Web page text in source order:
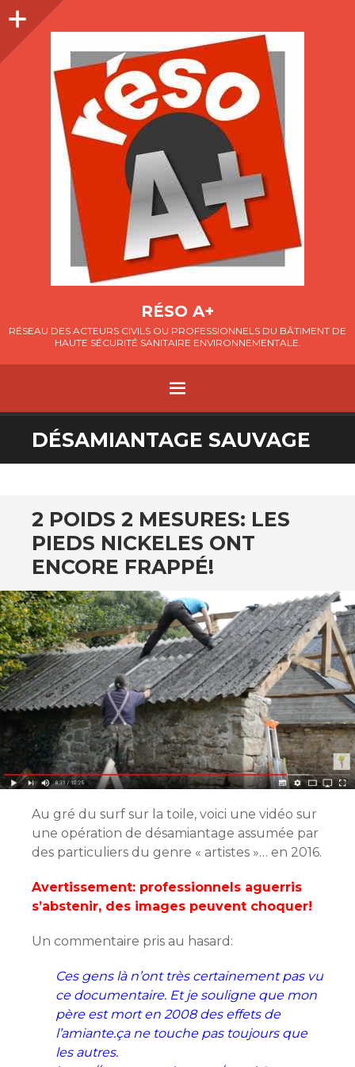
Colonne
RÉSO A+
RÉSEAU DES ACTEURS CIVILS OU PROFESSIONNELS DU BÂTIMENT DE
HAUTE SÉCURITÉ SANITAIRE ENVIRONNEMENTALE.
MENU
ALLER
AU
DÉSAMIANTAGE SAUVAGE
2 POIDS 2 MESURES: LES
PIEDS NICKELES ONT
ENCORE FRAPPÉ!
Au gré du surf sur la toile, voici une vidéo sur
une opération de désamiantage assumée par
des particuliers du genre « artistes »… en 2016.
Avertissement: professionnels aguerris
s’abstenir, des images peuvent choquer!
Un commentaire pris au hasard:
Ces gens là n’ont très certainement pas vu
ce documentaire. Et je souligne que mon
père est mort en 2008 des effets de
l’amiante.ça ne touche pas toujours que
les autres.